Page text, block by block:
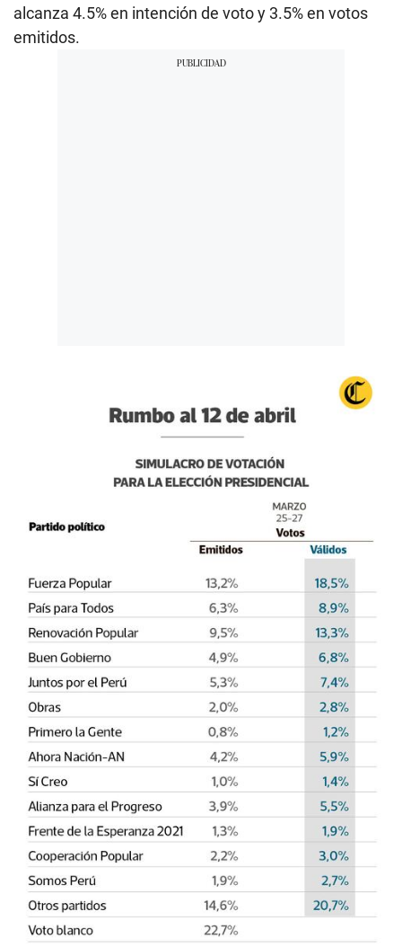
alcanza 4.5% en intención de voto y 3.5% en votos
emitidos.